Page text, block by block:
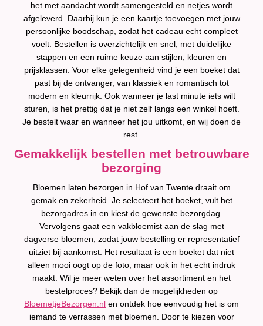
het met aandacht wordt samengesteld en netjes wordt
afgeleverd. Daarbij kun je een kaartje toevoegen met jouw
persoonlijke boodschap, zodat het cadeau echt compleet
voelt. Bestellen is overzichtelijk en snel, met duidelijke
stappen en een ruime keuze aan stijlen, kleuren en
prijsklassen. Voor elke gelegenheid vind je een boeket dat
past bij de ontvanger, van klassiek en romantisch tot
modern en kleurrijk. Ook wanneer je last minute iets wilt
sturen, is het prettig dat je niet zelf langs een winkel hoeft.
Je bestelt waar en wanneer het jou uitkomt, en wij doen de
rest.
Gemakkelijk bestellen met betrouwbare
bezorging
Bloemen laten bezorgen in Hof van Twente draait om
gemak en zekerheid. Je selecteert het boeket, vult het
bezorgadres in en kiest de gewenste bezorgdag.
Vervolgens gaat een vakbloemist aan de slag met
dagverse bloemen, zodat jouw bestelling er representatief
uitziet bij aankomst. Het resultaat is een boeket dat niet
alleen mooi oogt op de foto, maar ook in het echt indruk
maakt. Wil je meer weten over het assortiment en het
bestelproces? Bekijk dan de mogelijkheden op
BloemetjeBezorgen.nl en ontdek hoe eenvoudig het is om
iemand te verrassen met bloemen. Door te kiezen voor